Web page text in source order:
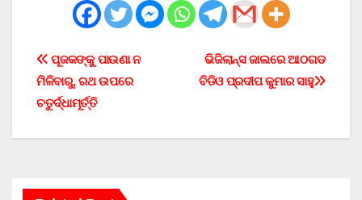
Post
navigation
ଭିଜିଲାନ୍ସ ଜାଲରେ ଆଠଗଡ
ବିଡିଓ ପ୍ରଦୀପ କୁମାର ସାହୁ
ପୂଜକଙ୍କୁ ପାଉଣା ନ
ମିଳିବାରୁ, ରଥ ଉପରେ
ଚତୁର୍ଦ୍ଧାମୂର୍ତ୍ତି